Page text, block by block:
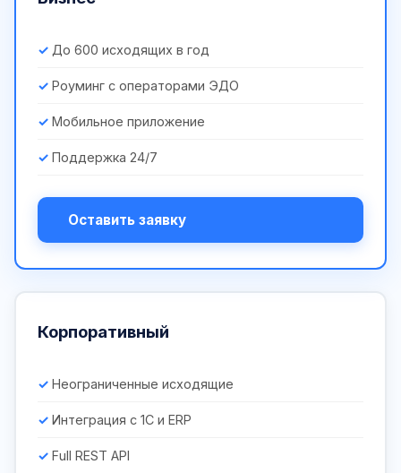
До 600 исходящих в год
Роуминг с операторами ЭДО
Мобильное приложение
Поддержка 24/7
Оставить заявку
Корпоративный
Неограниченные исходящие
Интеграция с 1С и ERP
Full REST API